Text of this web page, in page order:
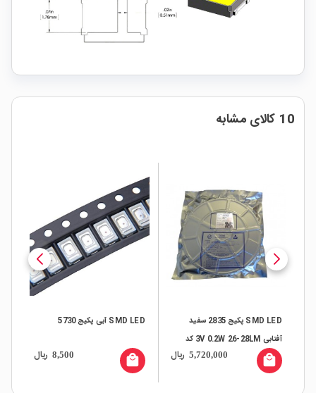
10 کالای مشابه
SMD LED پکیج 2835 سفید
آفتابی 3V 0.2W 26-28LM کد
E2835US28 مارک MLS بسته
1000 تایی
5,720,000 ریال local_mall
SMD LED آبی پکیج 5730
8,500 ریال local_mall